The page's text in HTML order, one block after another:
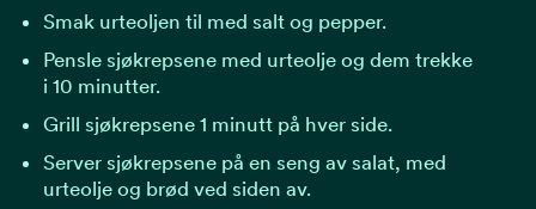
Smak urteoljen til med salt og pepper.
Pensle sjøkrepsene med urteolje og dem trekke
i 10 minutter.
Grill sjøkrepsene 1 minutt på hver side.
Server sjøkrepsene på en seng av salat, med
urteolje og brød ved siden av.